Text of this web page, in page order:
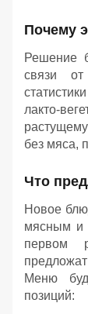
Почему
Решение
связи
лакто-
без мяса,
Что
Новое
мясным и
первом
Меню
позиций: